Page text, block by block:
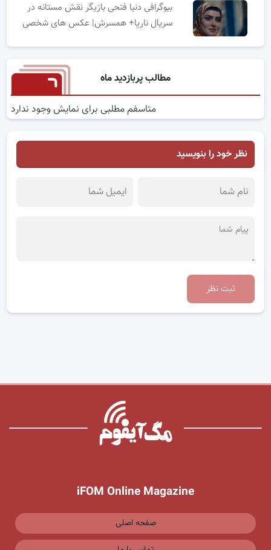
بیوگرافی دنیا فتحی بازیگر نقش مستانه در
سریال ناریا+ همسرش| عکس های شخصی
مطالب پربازدید ماه
متاسفم مطلبی برای نمایش وجود ندارد
نظر خود را بنویسید
ثبت نظر
iFOM Online Magazine
صفحه اصلی